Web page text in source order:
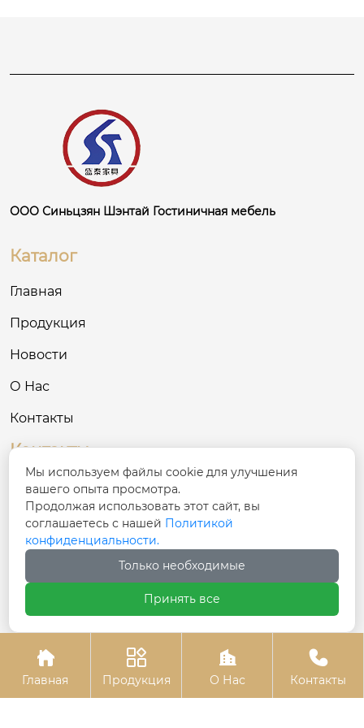
ООО Синьцзян Шэнтай Гостиничная мебель
Каталог
Главная
Продукция
Новости
О Нас
Контакты
Контакты
 № 68, улица Синфу, уезд Хутуби, Чанцзи-
Хуэйский автономный округ, Синьцзян
 137781801@qq.com
 +86-17799778885
Авторское право©ООО Синьцзян Шэнтай Гостиничная м
ебель

Главная

Продукция

О Нас

Контакты
Мы используем файлы cookie для улучшения
вашего опыта просмотра.
Продолжая использовать этот сайт, вы
соглашаетесь с нашей Политикой
конфиденциальности.
Только необходимые
Принять все